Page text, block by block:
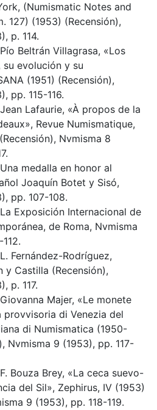
(Numismatic Notes and
127) (1953) (Recensión),
p. 114.
Beltrán Villagrasa, «Los
su evolución y su
(1951) (Recensión),
pp. 115-116.
Lafaurie, «À propos de la
Revue Numismatique,
Nvmisma 8
medalla en honor al
Joaquín Botet y Sisó,
pp. 107-108.
Exposición Internacional de
de Roma, Nvmisma
Fernández-Rodríguez,
y Castilla (Recensión),
p. 117.
Majer, «Le monete
provvisoria di Venezia del
di Numismatica (1950-
Nvmisma 9 (1953), pp. 117-
Bouza Brey, «La ceca suevo-
del Sil», Zephirus, IV (1953)
9 (1953), pp. 118-119.